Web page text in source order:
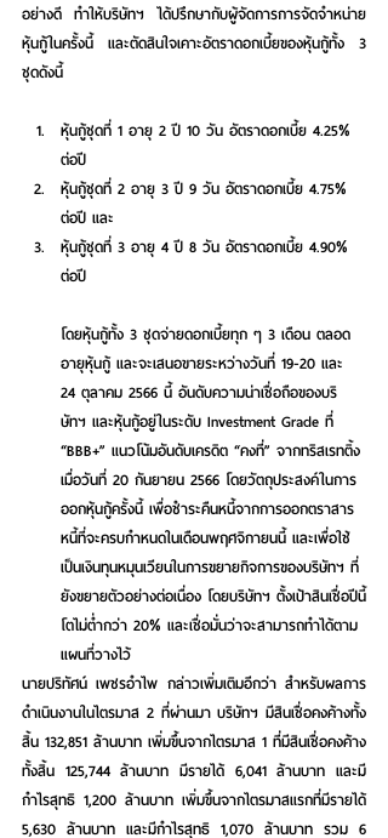
อย่างดี ทำให้บริษัทฯ ได้ปรึกษากับผู้จัดการการจัดจำหน่าย
หุ้นกู้ในครั้งนี้ และตัดสินใจเคาะอัตราดอกเบี้ยของหุ้นกู้ทั้ง 3
ชุดดังนี้
หุ้นกู้ชุดที่ 1 อายุ 2 ปี 10 วัน อัตราดอกเบี้ย 4.25%
ต่อปี
หุ้นกู้ชุดที่ 2 อายุ 3 ปี 9 วัน อัตราดอกเบี้ย 4.75%
ต่อปี และ
หุ้นกู้ชุดที่ 3 อายุ 4 ปี 8 วัน อัตราดอกเบี้ย 4.90%
ต่อปี
โดยหุ้นกู้ทั้ง 3 ชุดจ่ายดอกเบี้ยทุก ๆ 3 เดือน ตลอด
อายุหุ้นกู้ และจะเสนอขายระหว่างวันที่ 19-20 และ
24 ตุลาคม 2566 นี้ อันดับความน่าเชื่อถือของบริ
ษัทฯ และหุ้นกู้อยู่ในระดับ Investment Grade ที่
“BBB+” แนวโน้มอันดับเครดิต “คงที่” จากทริสเรทติ้ง
เมื่อวันที่ 20 กันยายน 2566 โดยวัตถุประสงค์ในการ
ออกหุ้นกู้ครั้งนี้ เพื่อชำระคืนหนี้จากการออกตราสาร
หนี้ที่จะครบกำหนดในเดือนพฤศจิกายนนี้ และเพื่อใช้
เป็นเงินทุนหมุนเวียนในการขยายกิจการของบริษัทฯ ที่
ยังขยายตัวอย่างต่อเนื่อง โดยบริษัทฯ ตั้งเป้าสินเชื่อปีนี้
โตไม่ต่ำกว่า 20% และเชื่อมั่นว่าจะสามารถทำได้ตาม
แผนที่วางไว้
นายปริทัศน์ เพชรอำไพ กล่าวเพิ่มเติมอีกว่า สำหรับผลการ
ดำเนินงานในไตรมาส 2 ที่ผ่านมา บริษัทฯ มีสินเชื่อคงค้างทั้ง
สิ้น 132,851 ล้านบาท เพิ่มขึ้นจากไตรมาส 1 ที่มีสินเชื่อคงค้าง
ทั้งสิ้น 125,744 ล้านบาท มีรายได้ 6,041 ล้านบาท และมี
กำไรสุทธิ 1,200 ล้านบาท เพิ่มขึ้นจากไตรมาสแรกที่มีรายได้
5,630 ล้านบาท และมีกำไรสุทธิ 1,070 ล้านบาท รวม 6